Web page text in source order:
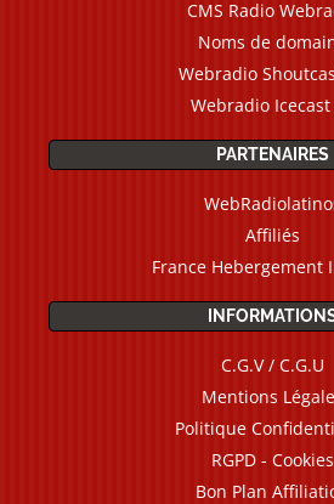
CMS Radio
Noms de
Webradio
Webradio Icecast
PARTENAIRES
Affiliés
France Hebergement
C.G.V / C.G.U
Mentions
Politique
RGPD - Cookies
Bon Plan